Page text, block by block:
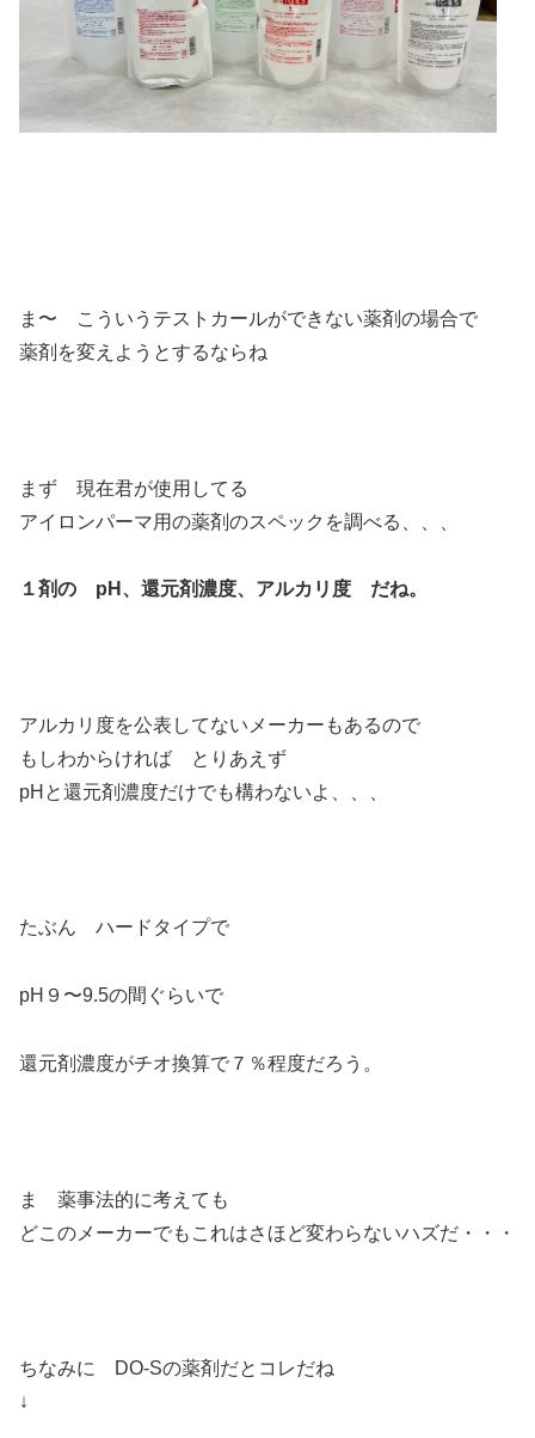
ま〜 こういうテストカールができない薬剤の場合で
薬剤を変えようとするならね
まず 現在君が使用してる
アイロンパーマ用の薬剤のスペックを調べる、、、
１剤の pH、還元剤濃度、アルカリ度 だね。
アルカリ度を公表してないメーカーもあるので
もしわからければ とりあえず
pHと還元剤濃度だけでも構わないよ、、、
たぶん ハードタイプで
pH９〜9.5の間ぐらいで
還元剤濃度がチオ換算で７％程度だろう。
ま 薬事法的に考えても
どこのメーカーでもこれはさほど変わらないハズだ・・・
ちなみに DO-Sの薬剤だとコレだね
↓